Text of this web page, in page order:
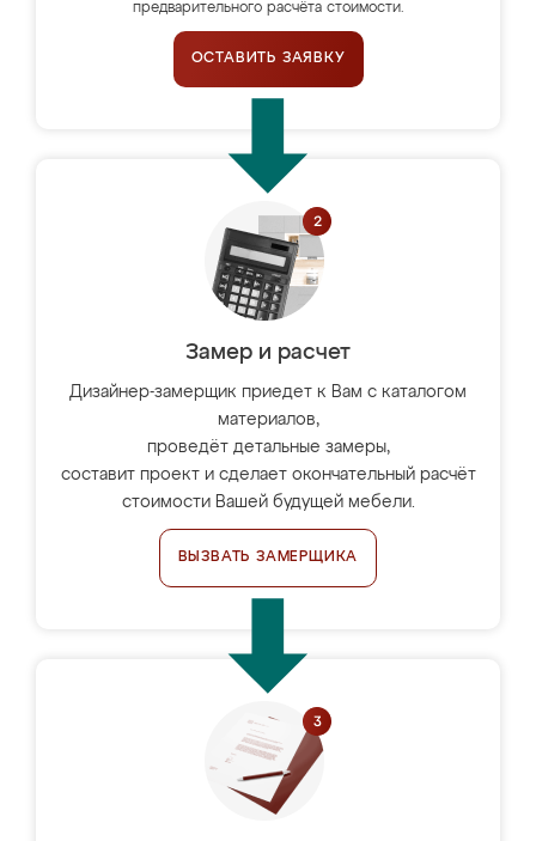
предварительного расчёта стоимости.
ОСТАВИТЬ ЗАЯВКУ
Замер и расчет
Дизайнер-замерщик приедет к Вам с каталогом
материалов,
проведёт детальные замеры,
составит проект и сделает окончательный расчёт
стоимости Вашей будущей мебели.
ВЫЗВАТЬ ЗАМЕРЩИКА